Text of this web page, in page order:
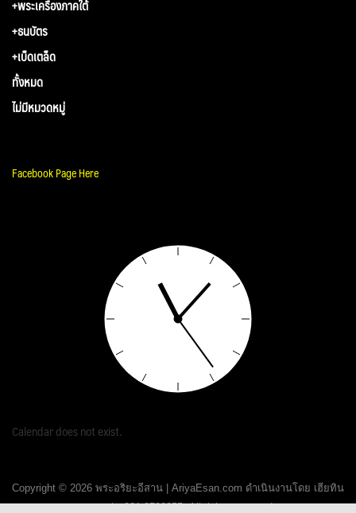
+พระเครื่องภาคใต้
+ธนบัตร
+เบ็ดเตล็ด
ทั้งหมด
ไม่มีหมวดหมู่
Facebook Page Here
Calendar does not exist.
Copyright © 2026 พระอริยะอีสาน | AriyaEsan.com ดำเนินงานโดย เฮียทิน
ขอนแก่น 081-8720355. All rights reserved.